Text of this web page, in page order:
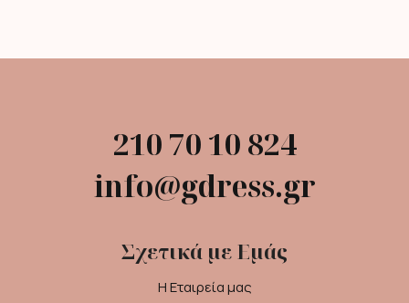
210 70 10 824
info@gdress.gr
Σχετικά με Εμάς
Η Εταιρεία μας